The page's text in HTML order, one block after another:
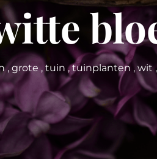
,grote, tuin ,tuinplanten ,wit